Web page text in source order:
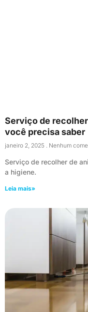
Serviço de
você precisa saber
janeiro 2, 2025 Nenhum
Serviço de recolher de
a higiene.
Leia mais»